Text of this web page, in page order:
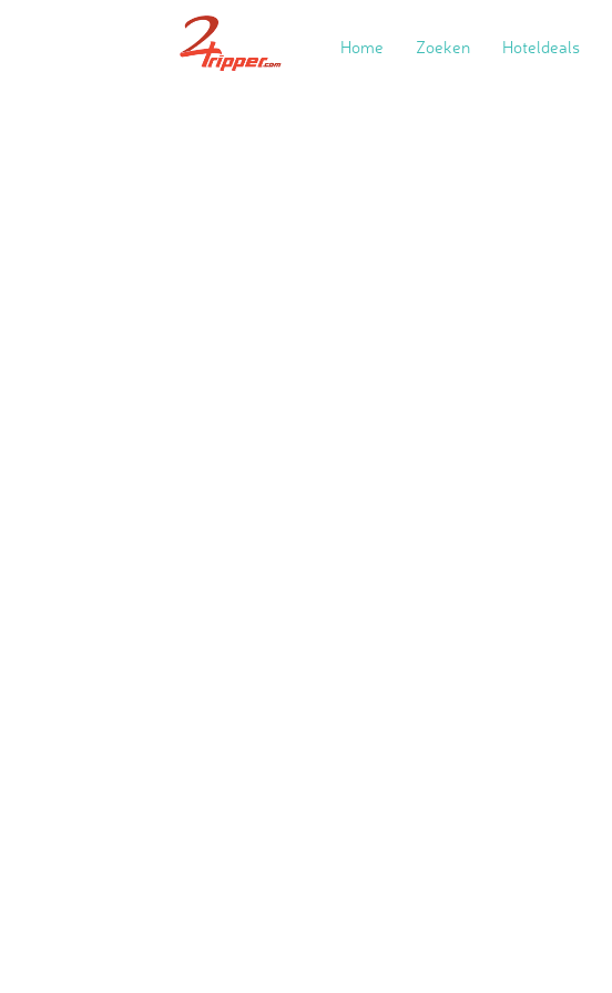
Home Zoeken Hoteldeals